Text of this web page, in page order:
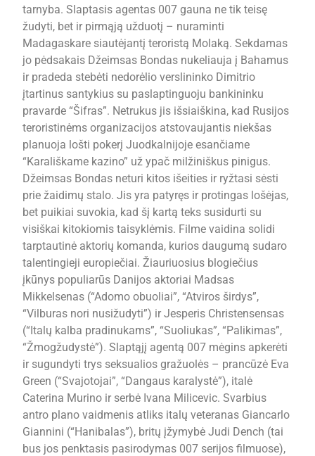
tarnyba. Slaptasis agentas 007 gauna ne tik teisę
žudyti, bet ir pirmąją užduotį – nuraminti
Madagaskare siautėjantį teroristą Molaką. Sekdamas
jo pėdsakais Džeimsas Bondas nukeliauja į Bahamus
ir pradeda stebėti nedorėlio verslininko Dimitrio
įtartinus santykius su paslaptinguoju bankininku
pravarde “Šifras”. Netrukus jis išsiaiškina, kad Rusijos
teroristinėms organizacijos atstovaujantis niekšas
planuoja lošti pokerį Juodkalnijoje esančiame
“Karališkame kazino” už ypač milžiniškus pinigus.
Džeimsas Bondas neturi kitos išeities ir ryžtasi sėsti
prie žaidimų stalo. Jis yra patyręs ir protingas lošėjas,
bet puikiai suvokia, kad šį kartą teks susidurti su
visiškai kitokiomis taisyklėmis. Filme vaidina solidi
tarptautinė aktorių komanda, kurios daugumą sudaro
talentingieji europiečiai. Žiauriuosius blogiečius
įkūnys populiarūs Danijos aktoriai Madsas
Mikkelsenas (“Adomo obuoliai”, “Atviros širdys”,
“Vilburas nori nusižudyti”) ir Jesperis Christensensas
(“Italų kalba pradinukams”, “Suoliukas”, “Palikimas”,
“Žmogžudystė”). Slaptąjį agentą 007 mėgins apkerėti
ir sugundyti trys seksualios gražuolės – prancūzė Eva
Green (“Svajotojai”, “Dangaus karalystė”), italė
Caterina Murino ir serbė Ivana Milicevic. Svarbius
antro plano vaidmenis atliks italų veteranas Giancarlo
Giannini (“Hanibalas”), britų įžymybė Judi Dench (tai
bus jos penktasis pasirodymas 007 serijos filmuose),